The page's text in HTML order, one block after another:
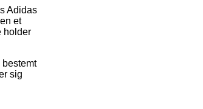
Adidas
et
holder
bestemt
sig